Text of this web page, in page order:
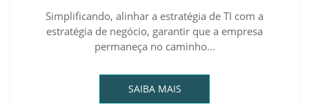
Simplificando, alinhar a estratégia de TI com a
estratégia de negócio, garantir que a empresa
permaneça no caminho...
SAIBA MAIS